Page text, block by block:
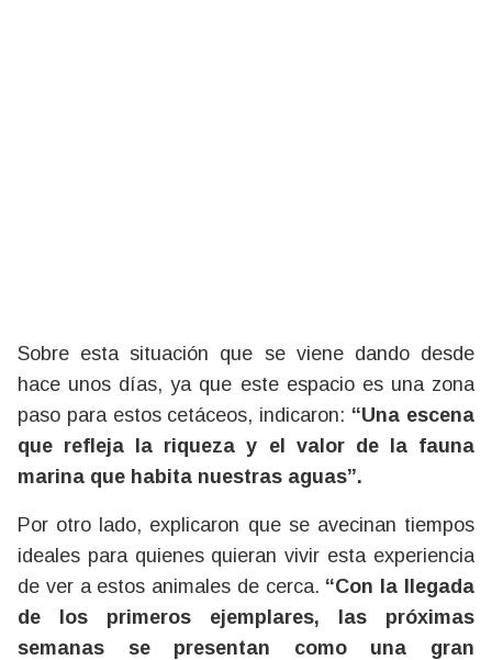
Sobre esta situación que se viene dando desde
hace unos días, ya que este espacio es una zona
paso para estos cetáceos, indicaron: “Una escena
que refleja la riqueza y el valor de la fauna
marina que habita nuestras aguas”.
Por otro lado, explicaron que se avecinan tiempos
ideales para quienes quieran vivir esta experiencia
de ver a estos animales de cerca. “Con la llegada
de los primeros ejemplares, las próximas
semanas se presentan como una gran